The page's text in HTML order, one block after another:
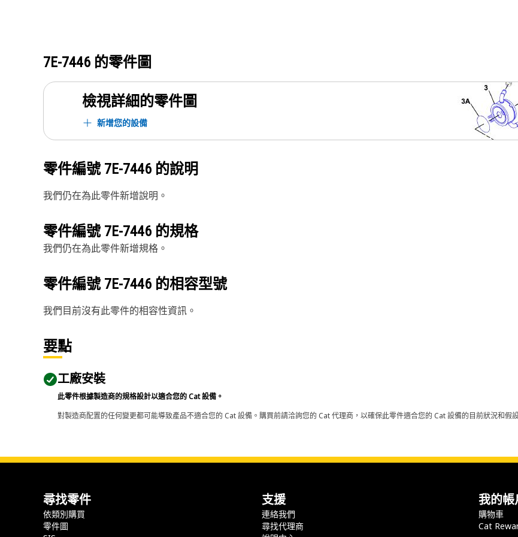
7E-7446 的零件圖
檢視詳細的零件圖
新增您的設備
零件編號 7E-7446 的說明
我們仍在為此零件新增說明。
零件編號 7E-7446 的規格
我們仍在為此零件新增規格。
零件編號 7E-7446 的相容型號
我們目前沒有此零件的相容性資訊。
要點
工廠安裝
此零件根據製造商的規格設計以適合您的 Cat 設備。
對製造商配置的任何變更都可能導致產品不適合您的 Cat 設備。購買前請洽詢您的 Cat 代理商，以確保此零件適合您的 Cat 設備的目前狀況和假
尋找零件
依類別購買
零件圖
支援
連絡我們
尋找代理商
我的帳
購物車
Cat